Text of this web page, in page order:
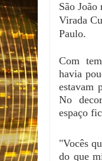
São
Virada
Paulo.
Com
havia
estavam
No
espaço
"Vocês
do que